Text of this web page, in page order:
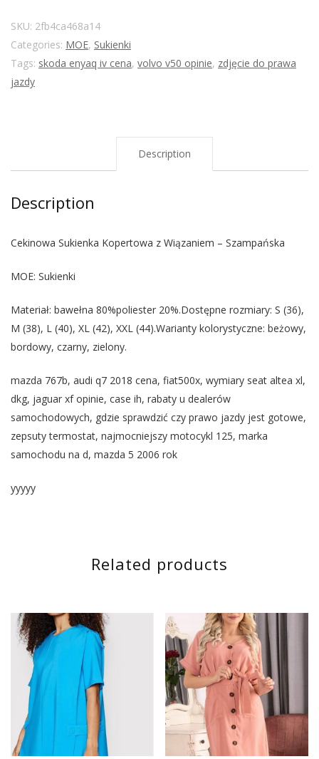
SKU: 2fb4ca468a14
Categories: MOE, Sukienki
Tags: skoda enyaq iv cena, volvo v50 opinie, zdjęcie do prawa
jazdy
Description
Description
Cekinowa Sukienka Kopertowa z Wiązaniem – Szampańska
MOE: Sukienki
Materiał: bawełna 80%poliester 20%.Dostępne rozmiary: S (36),
M (38), L (40), XL (42), XXL (44).Warianty kolorystyczne: beżowy,
bordowy, czarny, zielony.
mazda 767b, audi q7 2018 cena, fiat500x, wymiary seat altea xl,
dkg, jaguar xf opinie, case ih, rabaty u dealerów
samochodowych, gdzie sprawdzić czy prawo jazdy jest gotowe,
zepsuty termostat, najmocniejszy motocykl 125, marka
samochodu na d, mazda 5 2006 rok
yyyyy
Related products